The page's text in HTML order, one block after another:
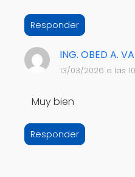
Responder
ING. OBED A.
13/03/2026 a las
Muy bien
Responder